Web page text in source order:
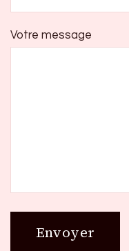
Votre message